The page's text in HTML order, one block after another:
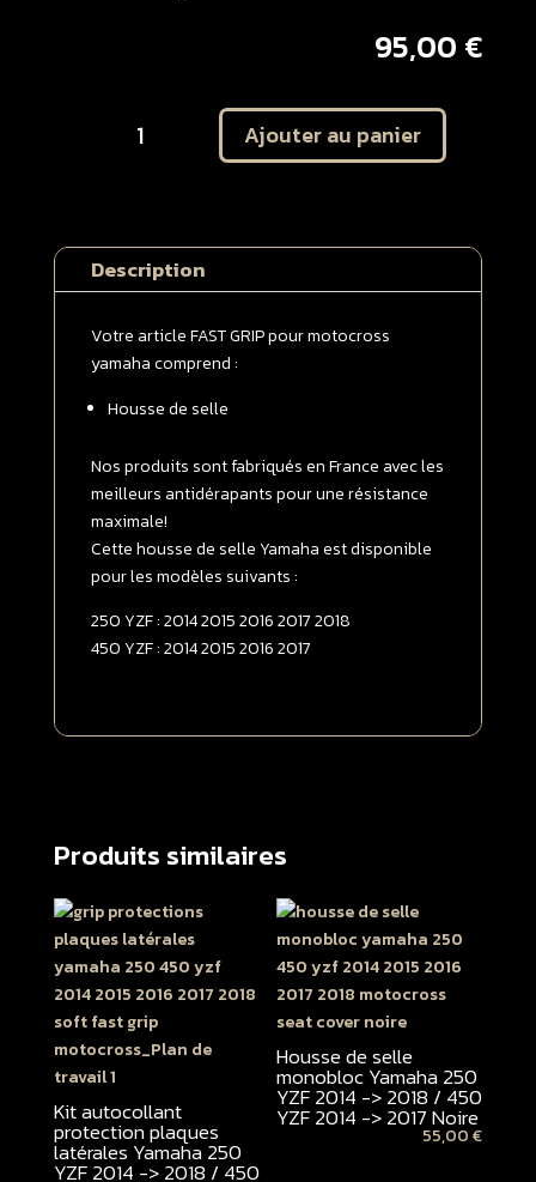
95,00 €
Yamaha
250
2014
-
2018
450
YZF
2014
-
>
Blanche
|
Ajouter au panier
Description
Votre article FAST GRIP pour motocross
yamaha comprend :
Housse de selle
Nos produits sont fabriqués en France avec les
meilleurs antidérapants pour une résistance
maximale!
Cette housse de selle Yamaha est disponible
pour les modèles suivants :
250 YZF : 2014 2015 2016 2017 2018
450 YZF : 2014 2015 2016 2017
Produits similaires
Kit autocollant
protection plaques
latérales Yamaha 250
YZF 2014 -> 2018 / 450
Housse de selle
monobloc Yamaha 250
YZF 2014 -> 2018 / 450
YZF 2014 -> 2017 Noire
55,00€